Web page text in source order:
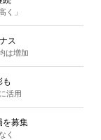
く」
ス
は増加
活用
を募集
く